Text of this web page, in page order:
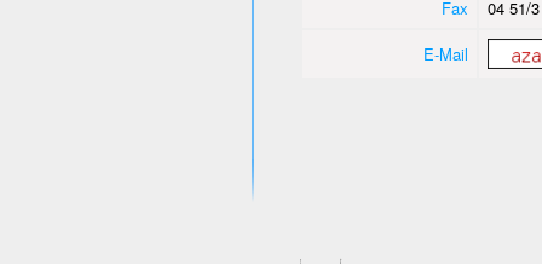
Fax
04 51/
E-Mail